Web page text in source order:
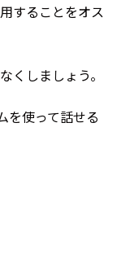
することをオス
くしましょう。
を使って話せる